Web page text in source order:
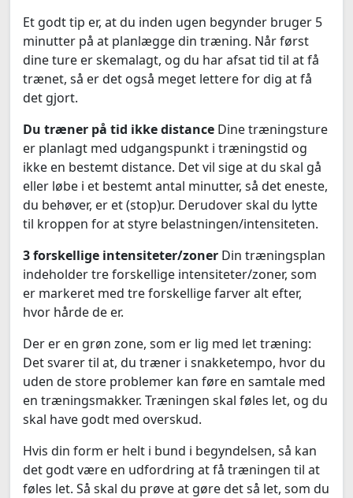
Et godt tip er, at du inden ugen begynder bruger 5
minutter på at planlægge din træning. Når først
dine ture er skemalagt, og du har afsat tid til at få
trænet, så er det også meget lettere for dig at få
det gjort.
Du træner på tid ikke distance Dine træningsture
er planlagt med udgangspunkt i træningstid og
ikke en bestemt distance. Det vil sige at du skal gå
eller løbe i et bestemt antal minutter, så det eneste,
du behøver, er et (stop)ur. Derudover skal du lytte
til kroppen for at styre belastningen/intensiteten.
3 forskellige intensiteter/zoner Din træningsplan
indeholder tre forskellige intensiteter/zoner, som
er markeret med tre forskellige farver alt efter,
hvor hårde de er.
Der er en grøn zone, som er lig med let træning:
Det svarer til at, du træner i snakketempo, hvor du
uden de store problemer kan føre en samtale med
en træningsmakker. Træningen skal føles let, og du
skal have godt med overskud.
Hvis din form er helt i bund i begyndelsen, så kan
det godt være en udfordring at få træningen til at
føles let. Så skal du prøve at gøre det så let, som du